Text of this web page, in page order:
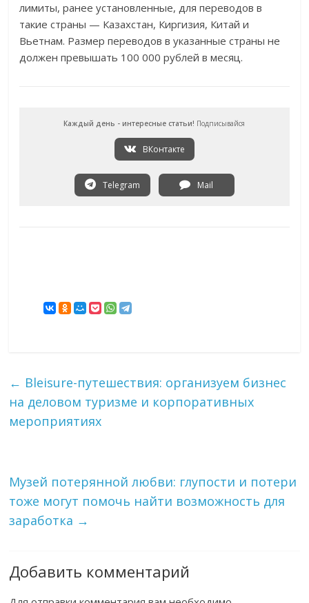
лимиты, ранее установленные, для переводов в
такие страны — Казахстан, Киргизия, Китай и
Вьетнам. Размер переводов в указанные страны не
должен превышать 100 000 рублей в месяц.
Каждый день - интересные статьи! Подписывайся
ВКонтакте
Telegram Mail
← Bleisure-путешествия: организуем бизнес
на деловом туризме и корпоративных
мероприятиях
Музей потерянной любви: глупости и потери
тоже могут помочь найти возможность для
заработка →
Добавить комментарий